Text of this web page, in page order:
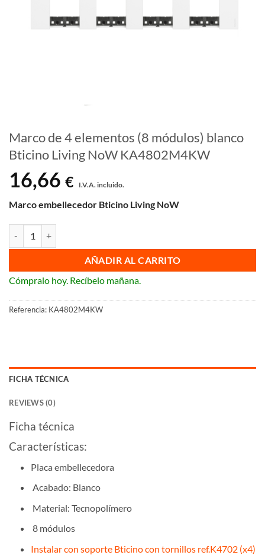
Marco de 4 elementos (8 módulos) blanco
Bticino Living NoW KA4802M4KW
16,66 € I.V.A. incluido.
Marco embellecedor Bticino Living NoW
AÑADIR AL CARRITO
Cómpralo hoy. Recíbelo mañana.
Referencia: KA4802M4KW
FICHA TÉCNICA
REVIEWS (0)
Ficha técnica
Características:
Placa embellecedora
Acabado: Blanco
Material: Tecnopolímero
8 módulos
Instalar con soporte Bticino con tornillos ref.K4702 (x4)